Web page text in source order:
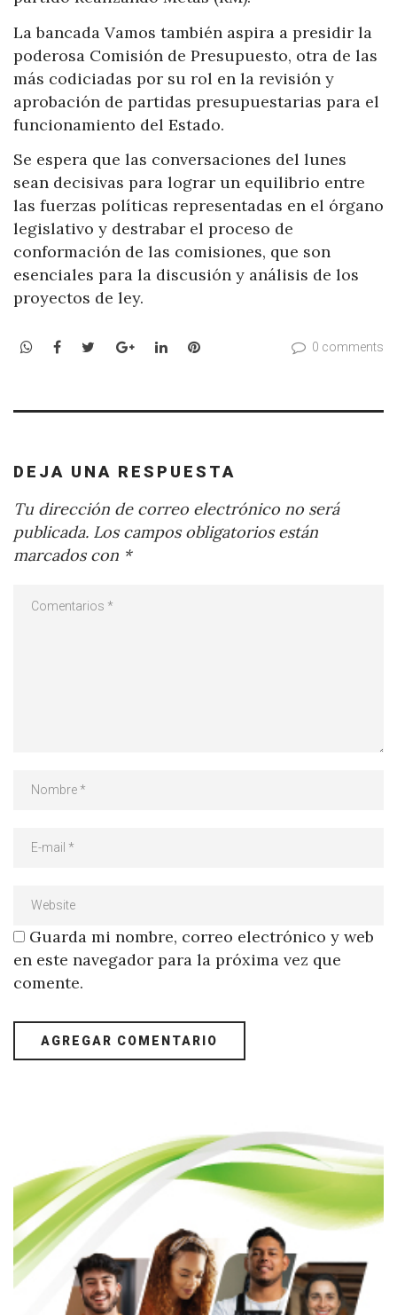
La bancada Vamos también aspira a presidir la
poderosa Comisión de Presupuesto, otra de las
más codiciadas por su rol en la revisión y
aprobación de partidas presupuestarias para el
funcionamiento del Estado.
Se espera que las conversaciones del lunes
sean decisivas para lograr un equilibrio entre
las fuerzas políticas representadas en el órgano
legislativo y destrabar el proceso de
conformación de las comisiones, que son
esenciales para la discusión y análisis de los
proyectos de ley.
WhatsApp
Facebook
TwitterGoogle+LinkedInPinterest 0 comments
DEJA UNA RESPUESTA
Tu dirección de correo electrónico no será
publicada. Los campos obligatorios están
marcados con *
Guarda mi nombre, correo electrónico y web
en este navegador para la próxima vez que
comente.